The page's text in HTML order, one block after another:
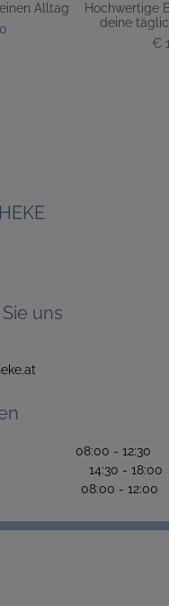
Alltag
Hochwertige
deine
€
uns
08:00 - 12:30
- 18:00
- 12:00